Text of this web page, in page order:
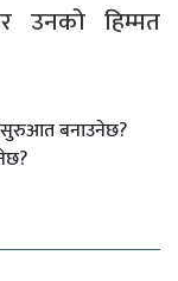
उनको हिम्मत
बनाउनेछ?